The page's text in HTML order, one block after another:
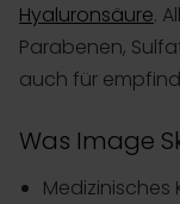
Hyaluronsäure.
Parabenen,
auch für
Was Image